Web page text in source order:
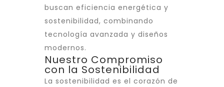
buscan eficiencia energética y
sostenibilidad, combinando
tecnología avanzada y diseños
modernos.
Nuestro Compromiso
con la Sostenibilidad
La sostenibilidad es el corazón de